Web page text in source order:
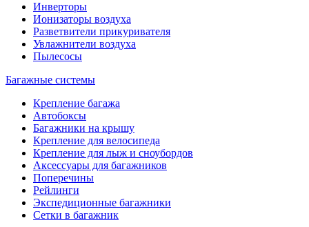
Инверторы
Ионизаторы воздуха
Разветвители прикуривателя
Увлажнители воздуха
Пылесосы
Багажные системы
Крепление багажа
Автобоксы
Багажники на крышу
Крепление для велосипеда
Крепление для лыж и сноубордов
Аксессуары для багажников
Поперечины
Рейлинги
Экспедиционные багажники
Сетки в багажник